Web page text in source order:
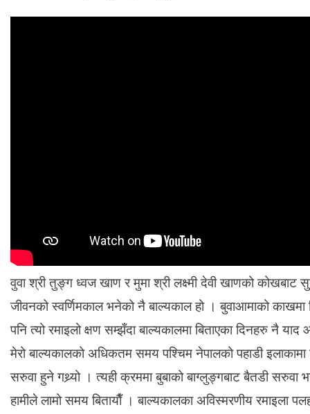
वुवा श्री तुङ्ग ध्वज खाण र मुमा श्री लक्ष्मी देवी खाणको कोखबाट
जीवनको स्वर्णिमकाल भनेको नै बाल्यकाल हो । बुवाआमाको काखमा
पनि त्यो रमाइलो क्षण सम्झँदा बाल्यकालमा बिताएका दिनहरु नै
मेरो बाल्यकालको अधिकतम समय पश्चिम नेपालको पहाडी इलाकामा
सरुवा हुने गथ्र्यो । त्यही क्रममा बुबाको बाग्लुङ्गबाट बैतडी सरुवा
हामीले लामो समय बितायाैँ । बाल्यकालका अविस्मरणीय